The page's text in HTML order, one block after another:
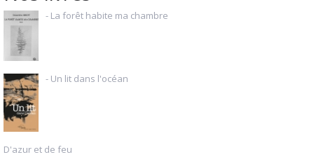
- La forêt habite ma chambre
- Un lit dans l'océan
D'azur et de feu